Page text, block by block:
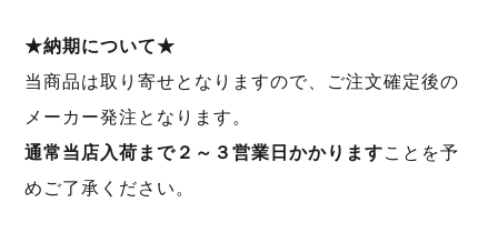
★納期について★
当商品は取り寄せとなりますので、ご注文確定後の
メーカー発注となります。
通常当店入荷まで２～３営業日かかりますことを予
めご了承ください。